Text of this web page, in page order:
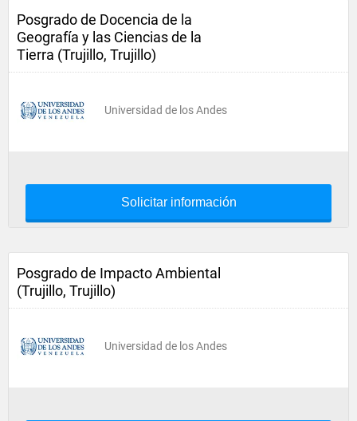
Posgrado de Docencia de la
Geografía y las Ciencias de la
Tierra (Trujillo, Trujillo)
Universidad de los Andes
Solicitar información
Posgrado de Impacto Ambiental
(Trujillo, Trujillo)
Universidad de los Andes